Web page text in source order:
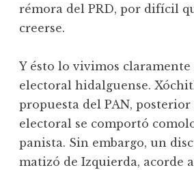
rémora del PRD, por difícil
creerse.
Y ésto lo vivimos claramente
electoral hidalguense.
propuesta del PAN, posterior
electoral se comportó
panista. Sin embargo, un
matizó de Izquierda, acorde